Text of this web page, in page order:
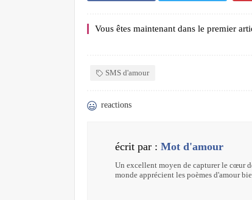
Vous êtes maintenant dans le premier
SMS d'amour
reactions
écrit par : Mot d'amour
Un excellent moyen de capturer le cœur
monde apprécient les poèmes d'amour